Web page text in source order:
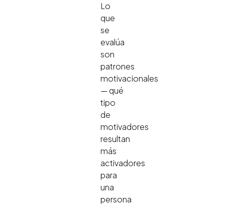
Lo
que
se
evalúa
son
patrones
motivacionales
— qué
tipo
de
motivadores
resultan
más
activadores
para
una
persona